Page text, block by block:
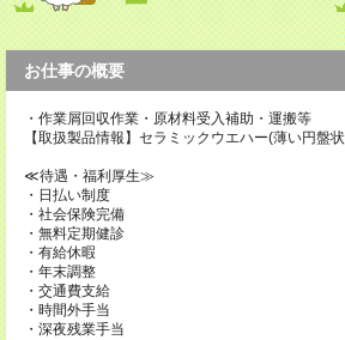
お仕事の概要
・作業屑回収作業・原材料受入補助・運搬等
【取扱製品情報】セラミックウエハー(薄い円盤
≪待遇・福利厚生≫
・日払い制度
・社会保険完備
・無料定期健診
・有給休暇
・年末調整
・交通費支給
・時間外手当
・深夜残業手当